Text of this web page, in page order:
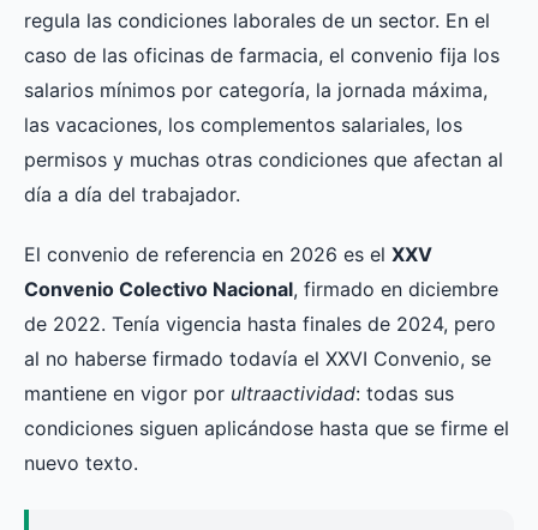
regula las condiciones laborales de un sector. En el
caso de las oficinas de farmacia, el convenio fija los
salarios mínimos por categoría, la jornada máxima,
las vacaciones, los complementos salariales, los
permisos y muchas otras condiciones que afectan al
día a día del trabajador.
El convenio de referencia en 2026 es el XXV
Convenio Colectivo Nacional, firmado en diciembre
de 2022. Tenía vigencia hasta finales de 2024, pero
al no haberse firmado todavía el XXVI Convenio, se
mantiene en vigor por ultraactividad: todas sus
condiciones siguen aplicándose hasta que se firme el
nuevo texto.